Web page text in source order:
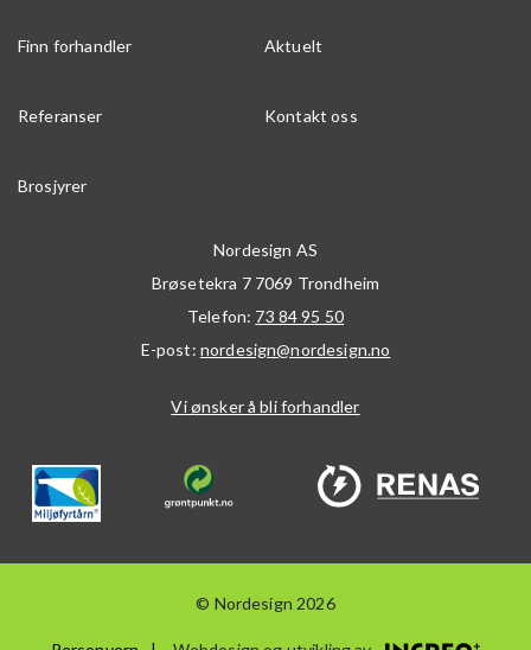
Finn forhandler Aktuelt
Referanser Kontakt oss
Brosjyrer
Nordesign AS
Brøsetekra 7 7069 Trondheim
Telefon: 73 84 95 50
E-post: nordesign@nordesign.no
Vi ønsker å bli forhandler
© Nordesign 2026